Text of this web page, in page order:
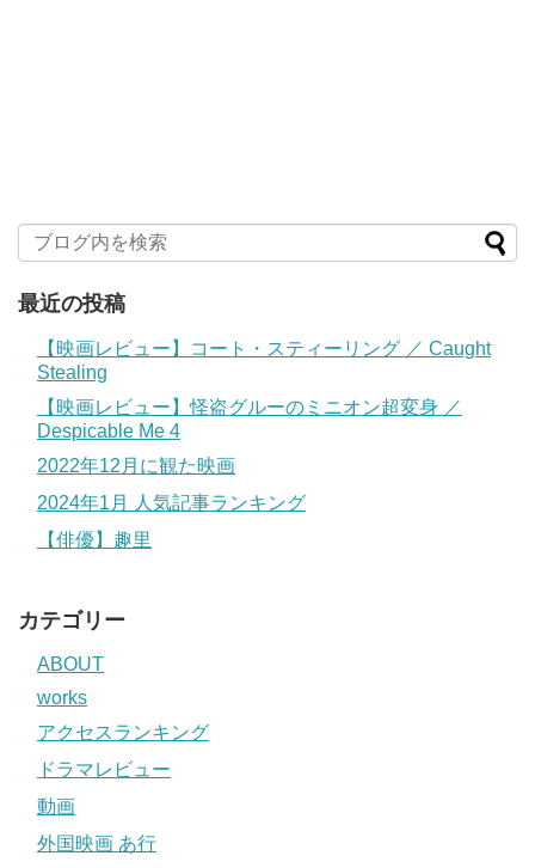
最近の投稿
【映画レビュー】コート・スティーリング ／ Caught
Stealing
【映画レビュー】怪盗グルーのミニオン超変身 ／
Despicable Me 4
2022年12月に観た映画
2024年1月 人気記事ランキング
【俳優】趣里
カテゴリー
ABOUT
works
アクセスランキング
ドラマレビュー
動画
外国映画 あ行